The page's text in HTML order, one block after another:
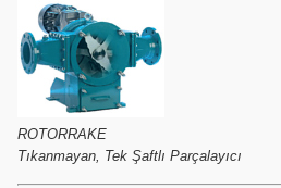
ROTORRAKE
Tıkanmayan, Tek Şaftlı Parçalayıcı